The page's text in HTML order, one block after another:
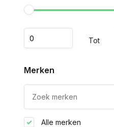
Tot
Merken
Alle merken